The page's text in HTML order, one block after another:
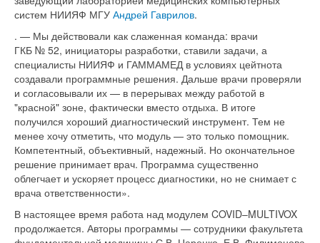
систем НИИЯФ МГУ Андрей Гаврилов.
. — Мы действовали как слаженная команда: врачи
ГКБ № 52, инициаторы разработки, ставили задачи, а
специалисты НИИЯФ и ГАММАМЕД в условиях цейтнота
создавали программные решения. Дальше врачи проверяли
и согласовывали их — в перерывах между работой в
"красной" зоне, фактически вместо отдыха. В итоге
получился хороший диагностический инструмент. Тем не
менее хочу отметить, что модуль — это только помощник.
Компетентный, объективный, надежный. Но окончательное
решение принимает врач. Программа существенно
облегчает и ускоряет процесс диагностики, но не снимает с
врача ответственности».
В настоящее время работа над модулем COVID–MULTIVOX
продолжается. Авторы программы — сотрудники факультета